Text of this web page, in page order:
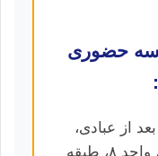
حضوری
از عبادی،
ساختمان کهکشان، پلاک ۴۰۱، واحد ۸، طبقه